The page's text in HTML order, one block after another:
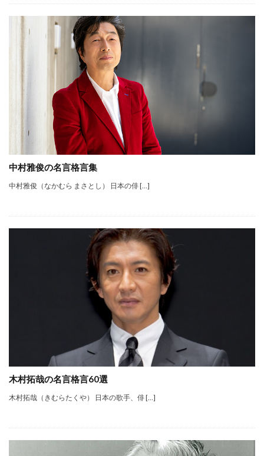
中村雅俊の名言格言集
中村雅俊（なかむら まさとし） 日本の俳 […]
木村拓哉の名言格言60選
木村拓哉（きむらたくや） 日本の歌手、俳 […]